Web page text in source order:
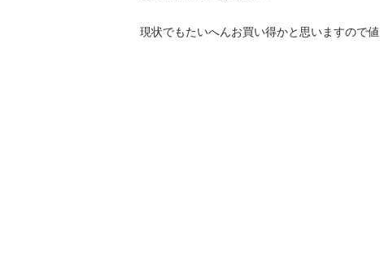
現状でもたいへんお買い得かと思いますので値